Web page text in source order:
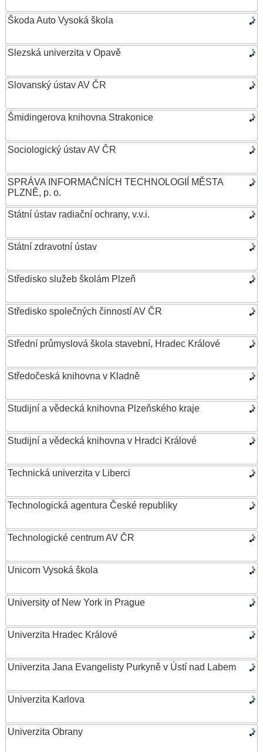
Škoda Auto Vysoká škola
Slezská univerzita v Opavě
Slovanský ústav AV ČR
Šmidingerova knihovna Strakonice
Sociologický ústav AV ČR
SPRÁVA INFORMAČNÍCH TECHNOLOGIÍ MĚSTA
PLZNĚ, p. o.
Státní ústav radiační ochrany, v.v.i.
Státní zdravotní ústav
Středisko služeb školám Plzeň
Středisko společných činností AV ČR
Střední průmyslová škola stavební, Hradec Králové
Středočeská knihovna v Kladně
Studijní a vědecká knihovna Plzeňského kraje
Studijní a vědecká knihovna v Hradci Králové
Technická univerzita v Liberci
Technologická agentura České republiky
Technologické centrum AV ČR
Unicorn Vysoká škola
University of New York in Prague
Univerzita Hradec Králové
Univerzita Jana Evangelisty Purkyně v Ústí nad Labem
Univerzita Karlova
Univerzita Obrany